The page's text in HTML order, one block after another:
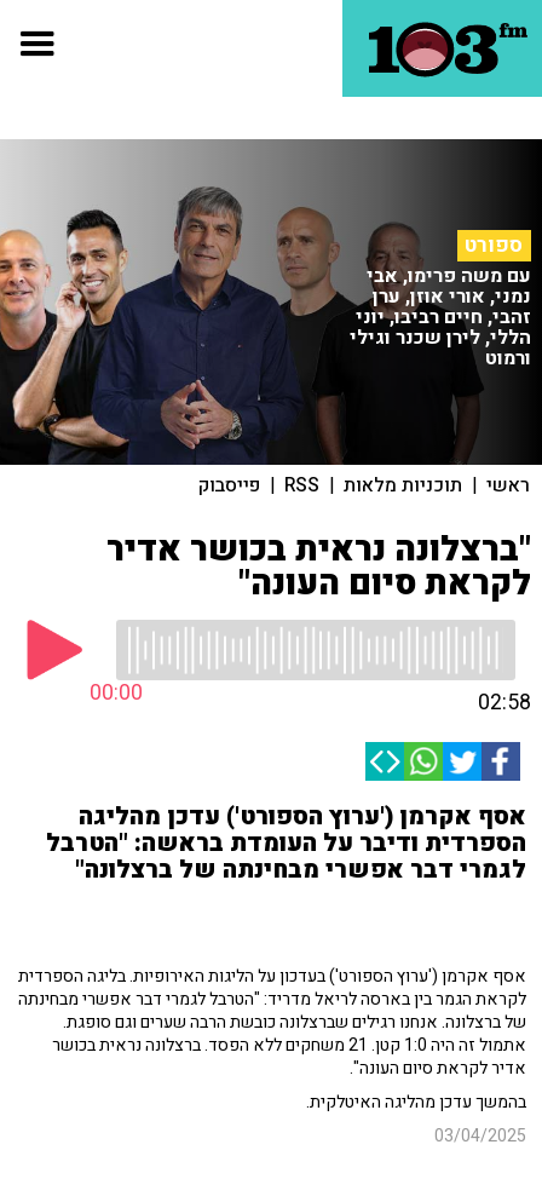
ספורט
עם משה פרימו, אבי
נמני, אורי אוזן, ערן
זהבי, חיים רביבו, יוני
הללי, לירן שכנר וגילי
ורמוט
ראשי | תוכניות מלאות |
RSS
| פייסבוק
"ברצלונה נראית בכושר אדיר
לקראת סיום העונה"
00:00 02:58
אסף אקרמן ('ערוץ הספורט') עדכן מהליגה
הספרדית ודיבר על העומדת בראשה: "הטרבל
לגמרי דבר אפשרי מבחינתה של ברצלונה"
אסף אקרמן ('ערוץ הספורט') בעדכון על הליגות האירופיות. בליגה הספרדית
לקראת הגמר בין בארסה לריאל מדריד: "הטרבל לגמרי דבר אפשרי מבחינתה
של ברצלונה. אנחנו רגילים שברצלונה כובשת הרבה שערים וגם סופגת.
אתמול זה היה 1:0 קטן. 21 משחקים ללא הפסד. ברצלונה נראית בכושר
אדיר לקראת סיום העונה".
בהמשך עדכן מהליגה האיטלקית.
03/04/2025